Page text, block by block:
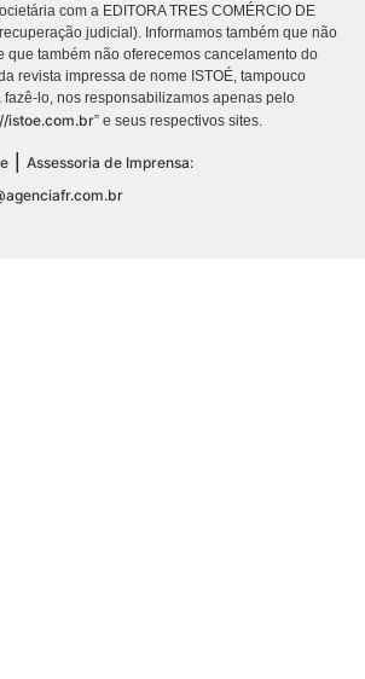
com a EDITORA TRES COMÉRCIO DE
judicial). Informamos também que não
que também não oferecemos cancelamento do
revista impressa de nome ISTOÉ, tampouco
lo, nos responsabilizamos apenas pelo
istoe.com.br” e seus respectivos sites.
| Assessoria de Imprensa: